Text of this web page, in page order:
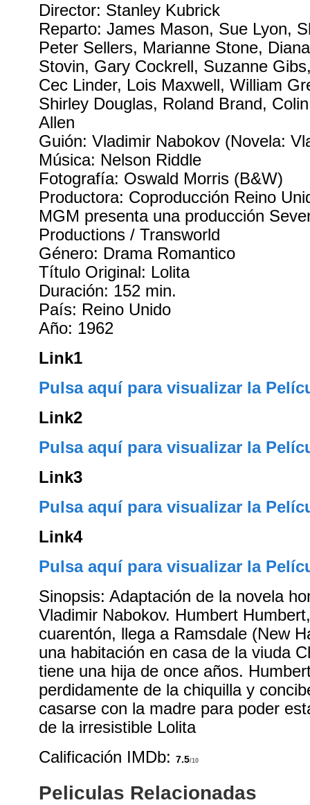
Director: Stanley Kubrick
Reparto: James Mason, Sue Lyon,
Peter Sellers, Marianne Stone,
Stovin, Gary Cockrell, Suzanne
Cec Linder, Lois Maxwell, William
Shirley Douglas, Roland Brand,
Allen
Guión: Vladimir Nabokov (Novela:
Música: Nelson Riddle
Fotografía: Oswald Morris (B&W)
Productora: Coproducción Reino
MGM presenta una producción
Productions / Transworld
Género: Drama Romantico
Título Original: Lolita
Duración: 152 min.
País: Reino Unido
Año: 1962
Link1
Pulsa aquí para visualizar la
Link2
Pulsa aquí para visualizar la
Link3
Pulsa aquí para visualizar la
Link4
Pulsa aquí para visualizar la
Sinopsis: Adaptación de la novela
Vladimir Nabokov. Humbert
cuarentón, llega a Ramsdale (New
una habitación en casa de la viuda
tiene una hija de once años.
perdidamente de la chiquilla y
casarse con la madre para poder
de la irresistible Lolita
Calificación IMDb:7.5/10
Peliculas Relacionadas